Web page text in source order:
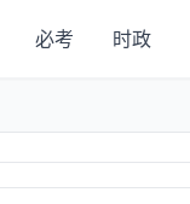
必考 时政